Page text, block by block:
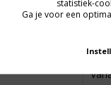
statistiek-
Ga je voor een